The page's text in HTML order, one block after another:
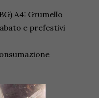
A4: Grumello
e prefestivi